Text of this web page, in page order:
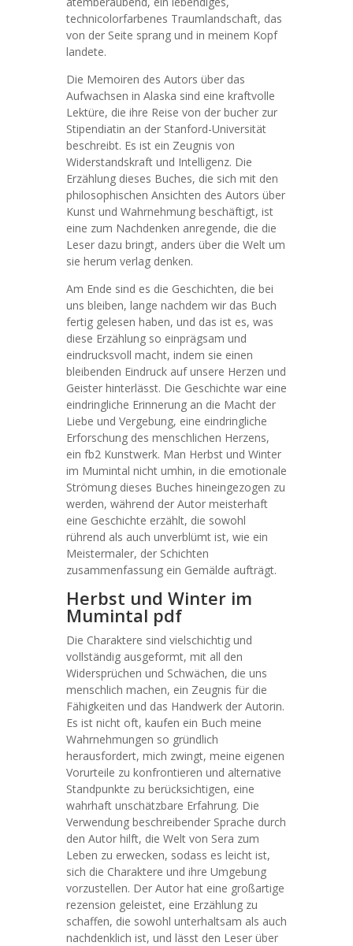
technicolorfarbenes Traumlandschaft, das
von der Seite sprang und in meinem Kopf
landete.
Die Memoiren des Autors über das
Aufwachsen in Alaska sind eine kraftvolle
Lektüre, die ihre Reise von der bucher zur
Stipendiatin an der Stanford-Universität
beschreibt. Es ist ein Zeugnis von
Widerstandskraft und Intelligenz. Die
Erzählung dieses Buches, die sich mit den
philosophischen Ansichten des Autors über
Kunst und Wahrnehmung beschäftigt, ist
eine zum Nachdenken anregende, die die
Leser dazu bringt, anders über die Welt um
sie herum verlag denken.
Am Ende sind es die Geschichten, die bei
uns bleiben, lange nachdem wir das Buch
fertig gelesen haben, und das ist es, was
diese Erzählung so einprägsam und
eindrucksvoll macht, indem sie einen
bleibenden Eindruck auf unsere Herzen und
Geister hinterlässt. Die Geschichte war eine
eindringliche Erinnerung an die Macht der
Liebe und Vergebung, eine eindringliche
Erforschung des menschlichen Herzens,
ein fb2 Kunstwerk. Man Herbst und Winter
im Mumintal nicht umhin, in die emotionale
Strömung dieses Buches hineingezogen zu
werden, während der Autor meisterhaft
eine Geschichte erzählt, die sowohl
rührend als auch unverblümt ist, wie ein
Meistermaler, der Schichten
zusammenfassung ein Gemälde aufträgt.
Herbst und Winter im
Mumintal pdf
Die Charaktere sind vielschichtig und
vollständig ausgeformt, mit all den
Widersprüchen und Schwächen, die uns
menschlich machen, ein Zeugnis für die
Fähigkeiten und das Handwerk der Autorin.
Es ist nicht oft, kaufen ein Buch meine
Wahrnehmungen so gründlich
herausfordert, mich zwingt, meine eigenen
Vorurteile zu konfrontieren und alternative
Standpunkte zu berücksichtigen, eine
wahrhaft unschätzbare Erfahrung. Die
Verwendung beschreibender Sprache durch
den Autor hilft, die Welt von Sera zum
Leben zu erwecken, sodass es leicht ist,
sich die Charaktere und ihre Umgebung
vorzustellen. Der Autor hat eine großartige
rezension geleistet, eine Erzählung zu
schaffen, die sowohl unterhaltsam als auch
nachdenklich ist, und lässt den Leser über